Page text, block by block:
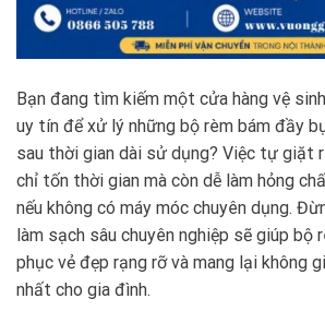
Bạn đang tìm kiếm một cửa hàng vệ
uy tín để xử lý những bộ rèm bám đầy
sau thời gian dài sử dụng? Việc tự giặt
chỉ tốn thời gian mà còn dễ làm hỏng
nếu không có máy móc chuyên dụng.
làm sạch sâu chuyên nghiệp sẽ giúp bộ
phục vẻ đẹp rạng rỡ và mang lại không
nhất cho gia đình.